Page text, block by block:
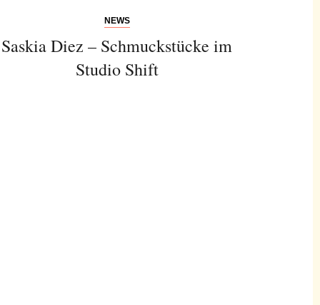
NEWS
Saskia Diez – Schmuckstücke im
Studio Shift